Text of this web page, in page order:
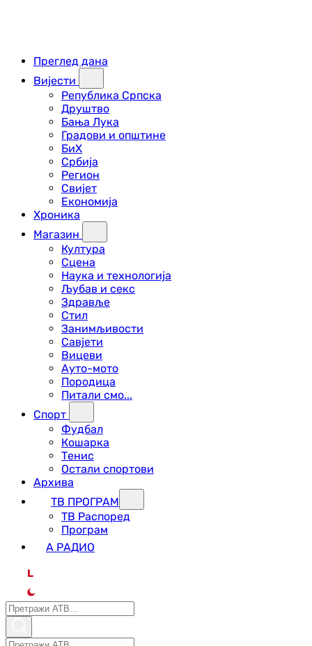
Преглед дана
Вијести
Република Српска
Друштво
Бања Лука
Градови и општине
БиХ
Србија
Регион
Свијет
Економија
Хроника
Магазин
Култура
Сцена
Наука и технологија
Љубав и секс
Здравље
Стил
Занимљивости
Савјети
Вицеви
Ауто-мото
Породица
Питали смо...
Спорт
Фудбал
Кошарка
Тенис
Остали спортови
Архива
ТВ ПРОГРАМ
ТВ Распоред
Програм
А РАДИО
L